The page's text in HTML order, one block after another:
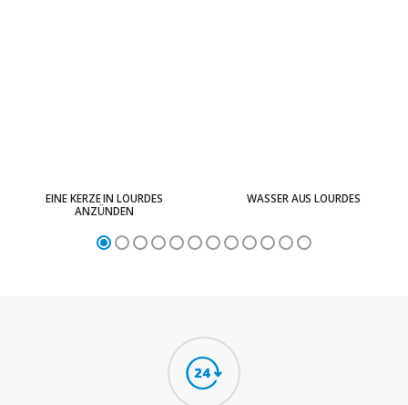
EINE KERZE IN LOURDES
ANZÜNDEN
WASSER AUS LOURDES